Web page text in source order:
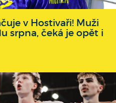
v Hostivaři! Muži
srpna, čeká je opět i